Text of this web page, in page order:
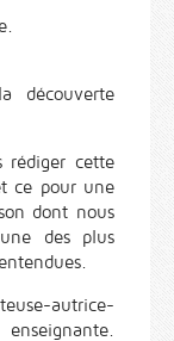
découverte
rédiger cette
ce pour une
dont nous
des plus
autrice-